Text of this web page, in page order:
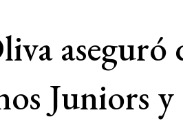
aseguró
Juniors